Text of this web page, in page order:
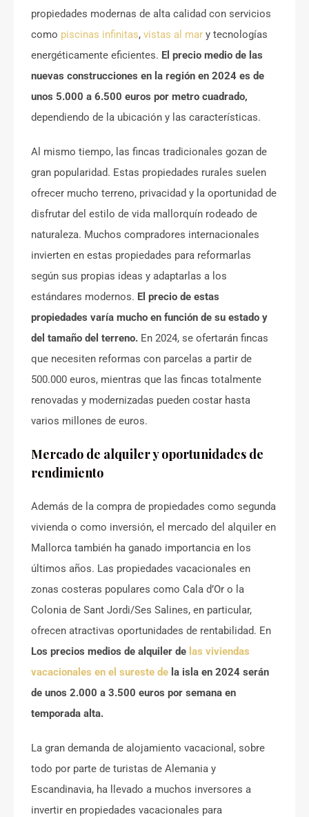
propiedades modernas de alta calidad con servicios
como piscinas infinitas, vistas al mar y tecnologías
energéticamente eficientes. El precio medio de las
nuevas construcciones en la región en 2024 es de
unos 5.000 a 6.500 euros por metro cuadrado,
dependiendo de la ubicación y las características.
Al mismo tiempo, las fincas tradicionales gozan de
gran popularidad. Estas propiedades rurales suelen
ofrecer mucho terreno, privacidad y la oportunidad de
disfrutar del estilo de vida mallorquín rodeado de
naturaleza. Muchos compradores internacionales
invierten en estas propiedades para reformarlas
según sus propias ideas y adaptarlas a los
estándares modernos. El precio de estas
propiedades varía mucho en función de su estado y
del tamaño del terreno. En 2024, se ofertarán fincas
que necesiten reformas con parcelas a partir de
500.000 euros, mientras que las fincas totalmente
renovadas y modernizadas pueden costar hasta
varios millones de euros.
Mercado de alquiler y oportunidades de
rendimiento
Además de la compra de propiedades como segunda
vivienda o como inversión, el mercado del alquiler en
Mallorca también ha ganado importancia en los
últimos años. Las propiedades vacacionales en
zonas costeras populares como Cala d’Or o la
Colonia de Sant Jordi/Ses Salines, en particular,
ofrecen atractivas oportunidades de rentabilidad. En
Los precios medios de alquiler de las viviendas
vacacionales en el sureste de la isla en 2024 serán
de unos 2.000 a 3.500 euros por semana en
temporada alta.
La gran demanda de alojamiento vacacional, sobre
todo por parte de turistas de Alemania y
Escandinavia, ha llevado a muchos inversores a
invertir en propiedades vacacionales para